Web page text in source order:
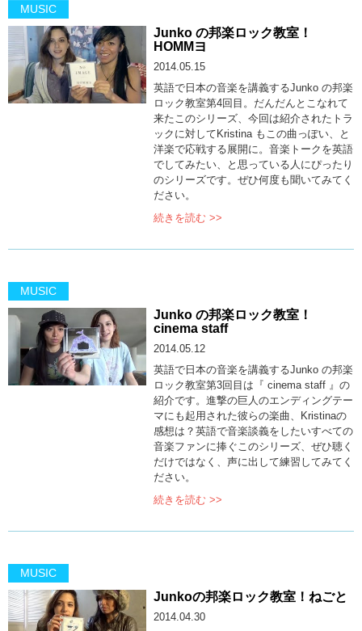
MUSIC
Junko の邦楽ロック教室！
HOMMヨ
2014.05.15
英語で日本の音楽を講義するJunko の邦楽
ロック教室第4回目。だんだんとこなれて
来たこのシリーズ、今回は紹介されたトラ
ックに対してKristina もこの曲っぽい、と
洋楽で応戦する展開に。音楽トークを英語
でしてみたい、と思っている人にぴったり
のシリーズです。ぜひ何度も聞いてみてく
ださい。
続きを読む >>
MUSIC
Junko の邦楽ロック教室！
cinema staff
2014.05.12
英語で日本の音楽を講義するJunko の邦楽
ロック教室第3回目は『 cinema staff 』の
紹介です。進撃の巨人のエンディングテー
マにも起用された彼らの楽曲、Kristinaの
感想は？英語で音楽談義をしたいすべての
音楽ファンに捧ぐこのシリーズ、ぜひ聴く
だけではなく、声に出して練習してみてく
ださい。
続きを読む >>
MUSIC
Junkoの邦楽ロック教室！ねごと
2014.04.30